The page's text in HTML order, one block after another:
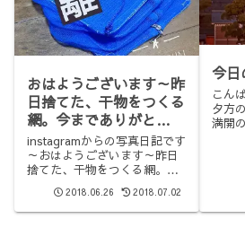
おはようございます～昨
日捨てた、干物をつくる
網。今までありがと
う!#1日1捨 #断捨離
instagramからの写真日記です
～おはようございます～昨日
捨てた、干物をつくる網。今
までありがとう!#1日1捨 #断
2018.06.26 2018.07.02
今日
こん
夕方
満開
感
るの